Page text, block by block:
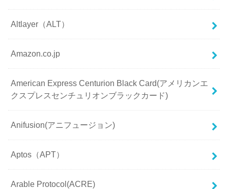
Altlayer（ALT）
Amazon.co.jp
American Express Centurion Black Card(アメリカンエ
クスプレスセンチュリオンブラックカード)
Anifusion(アニフュージョン)
Aptos（APT）
Arable Protocol(ACRE)